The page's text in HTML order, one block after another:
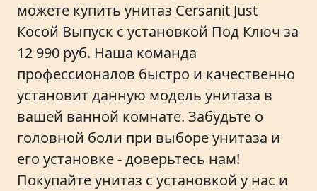
можете купить унитаз Cersanit Just
Косой Выпуск с установкой Под Ключ за
12 990 руб. Наша команда
профессионалов быстро и качественно
установит данную модель унитаза в
вашей ванной комнате. Забудьте о
головной боли при выборе унитаза и
его установке - доверьтесь нам!
Покупайте унитаз с установкой у нас и